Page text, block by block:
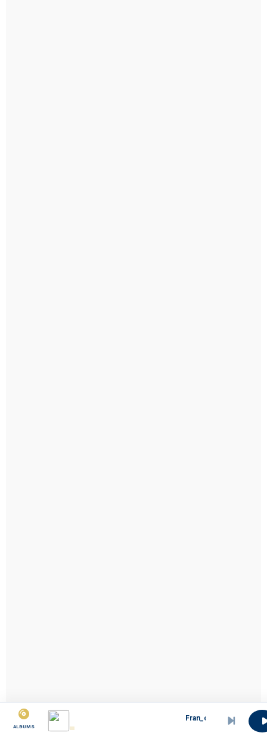
ALBUMS
Fran_oise_Milla_Massoma_1987.